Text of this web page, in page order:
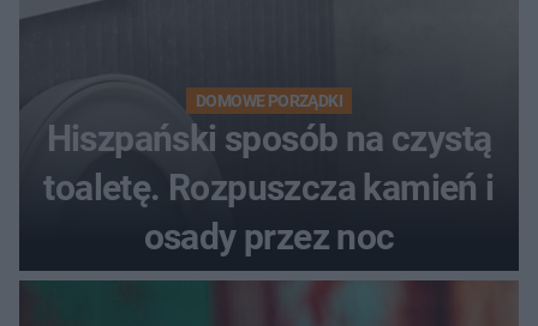
DOMOWE PORZĄDKI
Hiszpański sposób na czystą
toaletę. Rozpuszcza kamień i
osady przez noc